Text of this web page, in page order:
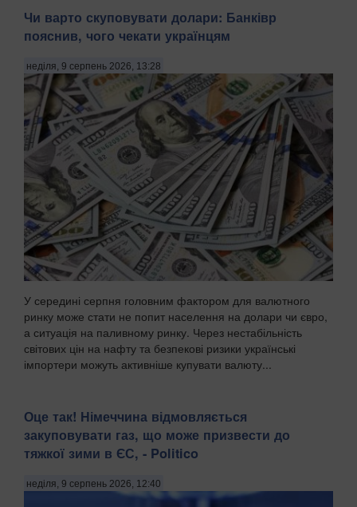
Чи варто скуповувати долари: Банківр
пояснив, чого чекати українцям
неділя, 9 серпень 2026, 13:28
У середині серпня головним фактором для валютного
ринку може стати не попит населення на долари чи євро,
а ситуація на паливному ринку. Через нестабільність
світових цін на нафту та безпекові ризики українські
імпортери можуть активніше купувати валюту...
Оце так! Німеччина відмовляється
закуповувати газ, що може призвести до
тяжкої зими в ЄС, - Politico
неділя, 9 серпень 2026, 12:40